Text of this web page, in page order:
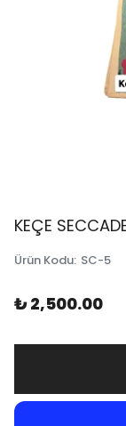
KEÇE
Ürün Kodu: SC-5
₺ 2,500.00